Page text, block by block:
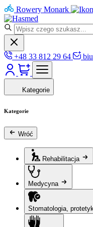
Rowery Monark
+48 33 812 29 64
Kategorie
Kategorie
Wróć
Rehabilitacja
Medycyna
Stomatologia,